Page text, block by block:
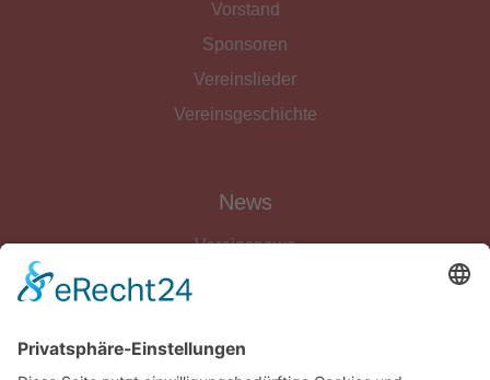
Vorstand
Sponsoren
Vereinslieder
Vereinsgeschichte
News
Vereinsnews
Gymnastik & Aerobic